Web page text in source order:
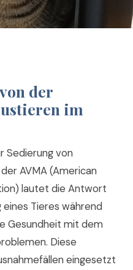
der
im
Sedierung von
AVMA (American
lautet die Antwort
Tieres während
Gesundheit mit dem
Diese
eingesetzt